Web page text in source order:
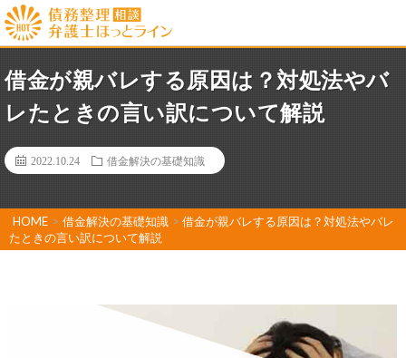
借金が親バレする原因は？対処法やバ
レたときの言い訳について解説
2022.10.24 借金解決の基礎知識
HOME > 借金解決の基礎知識 > 借金が親バレする原因は？対処法やバレ
たときの言い訳について解説